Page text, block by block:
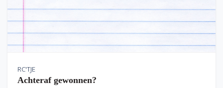
RC'TJE
Achteraf gewonnen?